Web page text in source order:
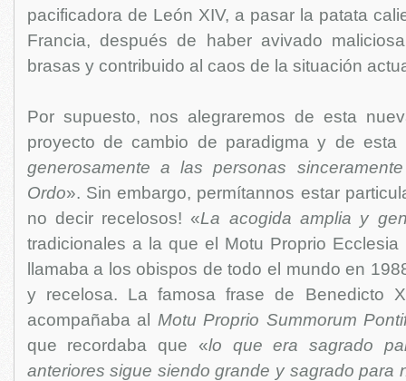
pacificadora de León XIV, a pasar la patata
Francia, después de haber avivado
brasas y contribuido al caos de la situación
Por supuesto, nos alegraremos de esta
proyecto de cambio de paradigma y de esta
generosamente a las personas
Ordo». Sin embargo, permítannos estar
no decir recelosos! «La acogida amplia y
tradicionales a la que el Motu Proprio
llamaba a los obispos de todo el mundo en
y recelosa. La famosa frase de Benedicto
acompañaba al
Motu Proprio Summorum
que recordaba que «lo que era sagrado
anteriores sigue siendo grande y sagrado para